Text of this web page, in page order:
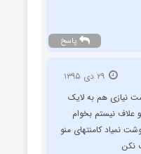
پاسخ
نیازی هم به لایک
علاف نیستم بخوام
نمیاد کامنتهای منو
نکن